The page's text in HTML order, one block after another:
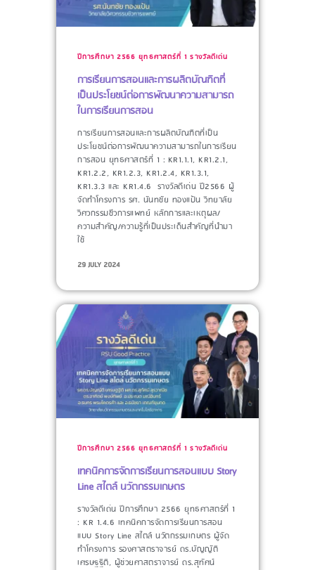
ปีการศึกษา 2566 ยุทธศาสตร์ที่ 1 รางวัลดีเด่น
การเรียนการสอนและการผลิตบัณฑิตที่
เป็นประโยชน์ต่อการพัฒนาความสามารถ
ในการเรียนการสอน
การเรียนการสอนและการผลิตบัณฑิตที่เป็น
ประโยชน์ต่อการพัฒนาความสามารถในการเรียน
การสอน ยุทธศาสตร์ที่ 1 : KR1.1.1, KR1.2.1,
KR1.2.2, KR1.2.3, KR1.2.4, KR1.3.1,
KR1.3.3 และ KR1.4.6 รางวัลดีเด่น ปี2566 ผู้
จัดทำโครงการ​ รศ. นันทชัย ทองแป้น วิทยาลัย
วิศวกรรมชีวการแพทย์ หลักการและเหตุผล/
ความสำคัญ/ความรู้ที่เป็นประเด็นสำคัญที่นำมา
ใช้​
29 JULY 2024
ปีการศึกษา 2566 ยุทธศาสตร์ที่ 1 รางวัลดีเด่น
เทคนิคการจัดการเรียนการสอนแบบ Story
Line สไตล์ นวัตกรรมเกษตร
รางวัลดีเด่น ปีการศึกษา 2566 ยุทธศาสตร์ที่ 1
: KR 1.4.6 เทคนิคการจัดการเรียนการสอน
แบบ Story Line สไตล์ นวัตกรรมเกษตร ผู้จัด
ทำโครงการ​ รองศาสตราจารย์ ดร.บัญญัติ
เศรษฐฐิติ, ผู้ช่วยศาสตราจารย์ ดร.สุทัศน์